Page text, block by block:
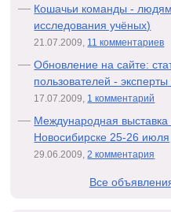
Кошачьи команды -
исследования учёных)
21.07.2009, 11 комментариев
Обновление на сайте:
пользователей -
17.07.2009, 1 комментарий
Международная выставка
Новосибирске 25-26 июля
29.06.2009,2 комментария
Все